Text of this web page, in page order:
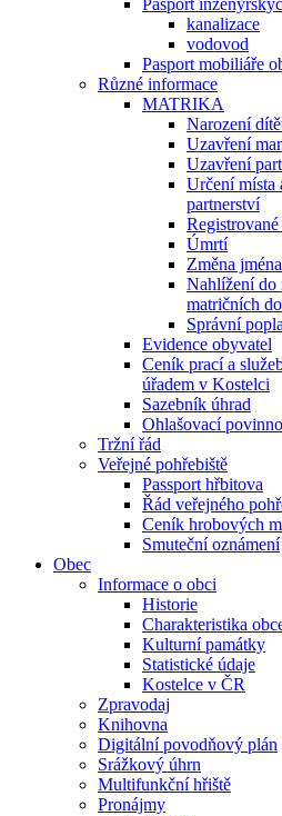
Pasport
kanalizace
vodovod
Pasport mobiliáře
Různé informace
MATRIKA
Narození
Uzavření
Uzavření
Určení místa
partnerství
Úmrtí
Změna
Nahlížení do
matričních
Správní
Evidence obyvatel
Ceník prací a
úřadem v Kostelci
Sazebník úhrad
Ohlašovací
Tržní řád
Veřejné pohřebiště
Passport hřbitova
Řád veřejného
Ceník hrobových
Smuteční oznámení
Obec
Informace o obci
Historie
Charakteristika
Kulturní památky
Statistické údaje
Kostelce v ČR
Zpravodaj
Knihovna
Digitální povodňový plán
Srážkový úhrn
Multifunkční hřiště
Pronájmy